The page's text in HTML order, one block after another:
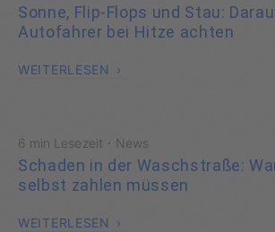
Sonne, Flip-Flops und Stau:
Autofahrer bei Hitze achten
WEITERLESEN
6 min Lesezeit · News
Schaden in der Waschstraße:
selbst zahlen müssen
WEITERLESEN